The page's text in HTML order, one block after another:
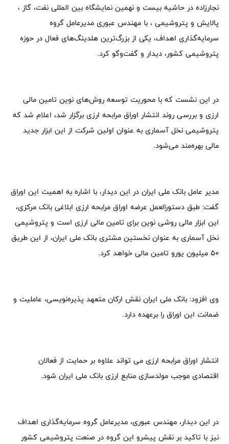
نجارزاده در حاشیه بیست و نهمین نمایشگاه بین المللی نفت، گاز ،
پالایش و پتروشیمی ، با مهندس عبوری مدیرعامل گروه
سرمایه‌گذاری اهداف، یکی از بزرگ‌ترین هلدینگ‌های فعال در حوزه
پتروشیمی کشور، دیدار و گفت‌وگو کرد.
در این نشست که با محوریت توسعه روش‌های نوین تامین مالی
ارزی و بررسی روند انتشار اوراق مرابحه ارزی برگزار شد، اعلام شد که
پتروشیمی نخل آسماری به عنوان اولین شرکت از این ابزار جدید
مالی بهره‌مند می‌شود.
مدیر عامل بانک ملی ایران در این دیدار، با اشاره به اهمیت این اوراق
گفت: طبق دستورالعمل عرضه اوراق مرابحه ارزی ابلاغی بانک مرکزی،
این ابزار مالی روشی نوین برای تامین مالی ارزی است و پتروشیمی
نخل آسماری به عنوان نخستین مشتری بانک ملی ایران، از این طریق
۵۰ میلیون یورو تامین مالی خواهد کرد.
وی افزود: بانک ملی ایران نقش ارکان متعهد پذیره‌نویسی، عاملیت و
ضمانت این اوراق را برعهده دارد.
انتشار اوراق مرابحه ارزی می تواند علاوه بر حمایت از فعالان
اقتصادی موجب مولدسازی منابع ارزی بانک ملی ایران شود.
در این دیدار، مهندس عبوری، مدیرعامل گروه سرمایه‌گذاری اهداف
نیز با تاکید بر نقش پیشرو این گروه در صنعت پتروشیمی کشور